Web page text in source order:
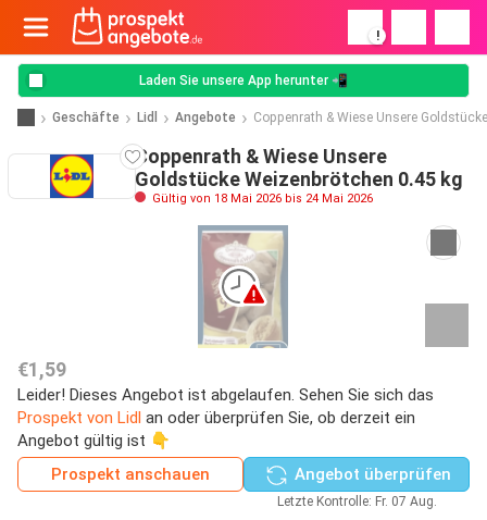
!
Laden Sie unsere App herunter 📲
Geschäfte Lidl Angebote Coppenrath & Wiese Unsere
Coppenrath & Wiese Unsere
Goldstücke Weizenbrötchen 0.45 kg
Gültig von 18 Mai 2026 bis 24 Mai 2026
€1,59
Leider! Dieses Angebot ist abgelaufen. Sehen Sie sich das
Prospekt von Lidl an oder überprüfen Sie, ob derzeit ein
Angebot gültig ist 👇
Prospekt anschauen
Angebot überprüfen
Letzte Kontrolle: Fr. 07 Aug.